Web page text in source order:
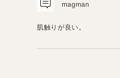
magman
肌触りが良い。